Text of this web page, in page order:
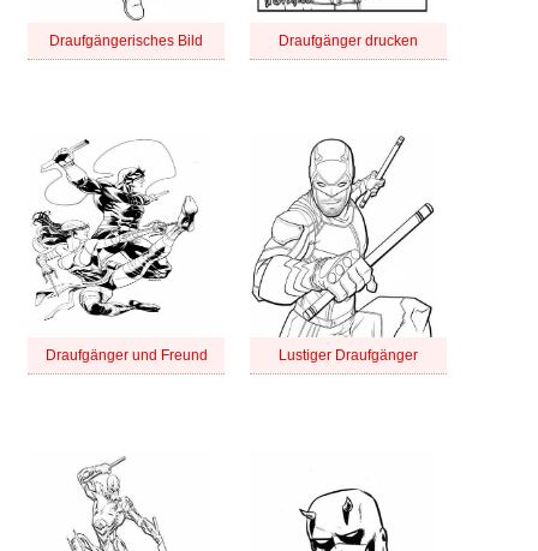
Draufgängerisches Bild Draufgänger drucken
Draufgänger und Freund Lustiger Draufgänger